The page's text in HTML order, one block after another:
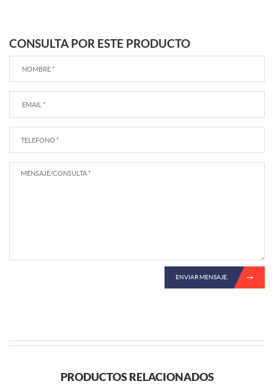
CONSULTA POR ESTE PRODUCTO
ENVIAR MENSAJE.
PRODUCTOS RELACIONADOS